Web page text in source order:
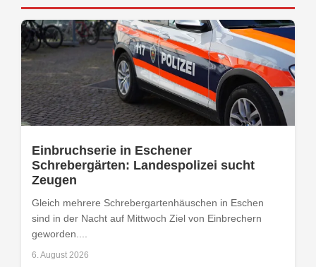
Einbruchserie in Eschener
Schrebergärten: Landespolizei sucht
Zeugen
Gleich mehrere Schrebergartenhäuschen in Eschen
sind in der Nacht auf Mittwoch Ziel von Einbrechern
geworden....
6. August 2026